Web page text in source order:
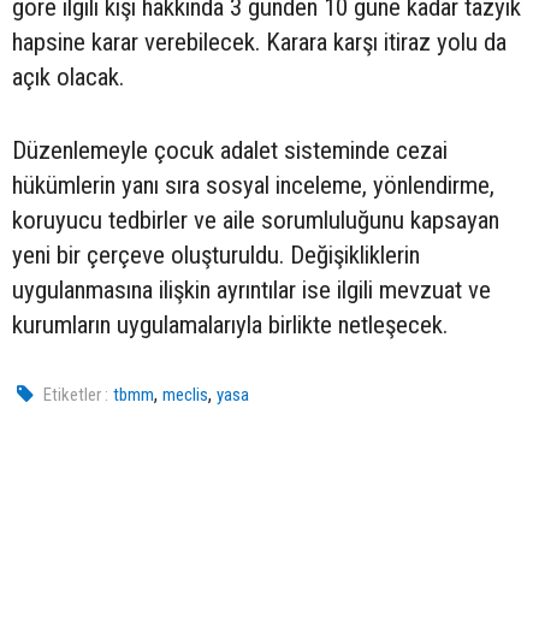
göre ilgili kişi hakkında 3 günden 10 güne kadar tazyik
hapsine karar verebilecek. Karara karşı itiraz yolu da
açık olacak.
Düzenlemeyle çocuk adalet sisteminde cezai
hükümlerin yanı sıra sosyal inceleme, yönlendirme,
koruyucu tedbirler ve aile sorumluluğunu kapsayan
yeni bir çerçeve oluşturuldu. Değişikliklerin
uygulanmasına ilişkin ayrıntılar ise ilgili mevzuat ve
kurumların uygulamalarıyla birlikte netleşecek.
Etiketler : tbmm,meclis,yasa